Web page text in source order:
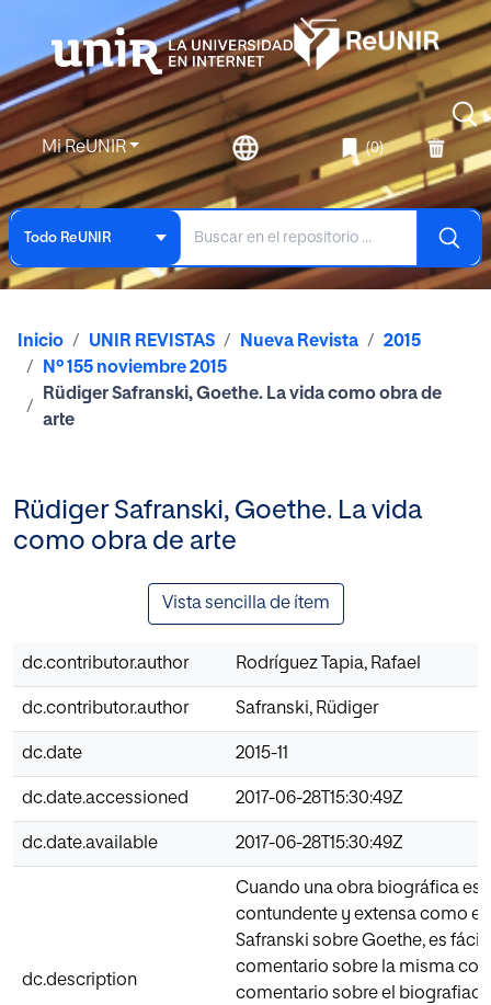
Mi ReUNIR (0)
Todo ReUNIR
Inicio UNIR REVISTAS Nueva Revista
2015
Nº 155 noviembre 2015
Rüdiger Safranski, Goethe. La vida como obra de
arte
Rüdiger Safranski, Goethe. La vida
como obra de arte
Vista sencilla de ítem
dc.contributor.author Rodríguez Tapia, Rafael
dc.contributor.author Safranski, Rüdiger
dc.date 2015-11
dc.date.accessioned 2017-06-28T15:30:49Z
dc.date.available 2017-06-28T15:30:49Z
dc.description
Cuando una obra biográfica es
contundente y extensa como
Safranski sobre Goethe, es fácil
comentario sobre la misma con
comentario sobre el